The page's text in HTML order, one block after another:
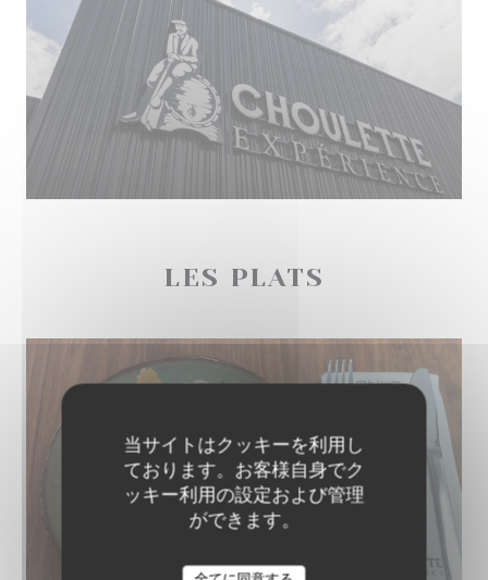
当サイトはクッキーを利用し
ております。お客様自身でク
ッキー利用の設定および管理
ができます。
LES PLATS